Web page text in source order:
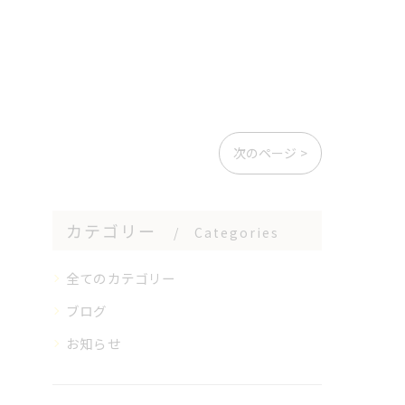
次のページ >
カテゴリー Categories
全てのカテゴリー
ブログ
お知らせ